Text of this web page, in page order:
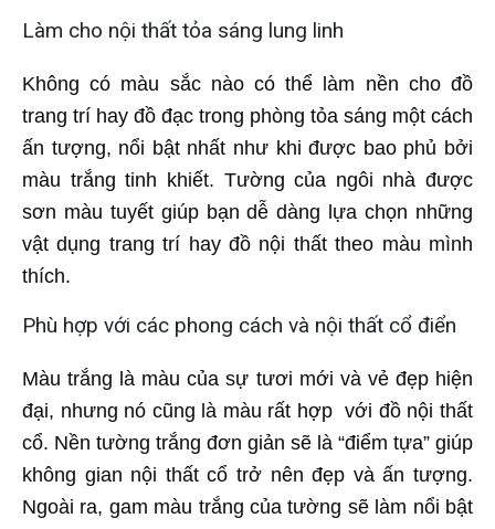
Làm cho nội thất tỏa sáng lung linh
Không có màu sắc nào có thể làm nền cho đồ
trang trí hay đồ đạc trong phòng tỏa sáng một cách
ấn tượng, nổi bật nhất như khi được bao phủ bởi
màu trắng tinh khiết. Tường của ngôi nhà được
sơn màu tuyết giúp bạn dễ dàng lựa chọn những
vật dụng trang trí hay đồ nội thất theo màu mình
thích.
Phù hợp với các phong cách và nội thất cổ điển
Màu trắng là màu của sự tươi mới và vẻ đẹp hiện
đại, nhưng nó cũng là màu rất hợp với đồ nội thất
cổ. Nền tường trắng đơn giản sẽ là “điểm tựa” giúp
không gian nội thất cổ trở nên đẹp và ấn tượng.
Ngoài ra, gam màu trắng của tường sẽ làm nổi bật